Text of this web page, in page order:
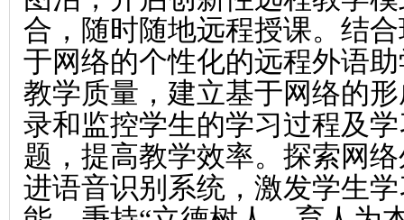
合，随时随地远程授课。结
于网络的个性化的远程外语
教学质量，建立基于网络的
录和监控学生的学习过程及
题，提高教学效率。探索网
进语音识别系统，激发学生